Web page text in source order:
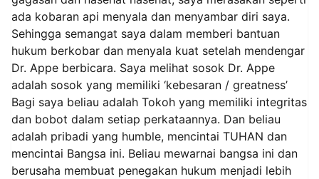
ada kobaran api menyala dan menyambar diri saya.
Sehingga semangat saya dalam memberi bantuan
hukum berkobar dan menyala kuat setelah mendengar
Dr. Appe berbicara. Saya melihat sosok Dr. Appe
adalah sosok yang memiliki ‘kebesaran / greatness’
Bagi saya beliau adalah Tokoh yang memiliki integritas
dan bobot dalam setiap perkataannya. Dan beliau
adalah pribadi yang humble, mencintai TUHAN dan
mencintai Bangsa ini. Beliau mewarnai bangsa ini dan
berusaha membuat penegakan hukum menjadi lebih